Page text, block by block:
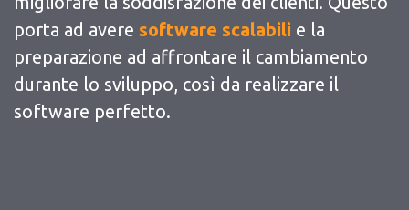
porta ad avere software scalabili e la
preparazione ad affrontare il cambiamento
durante lo sviluppo, così da realizzare il
software perfetto.